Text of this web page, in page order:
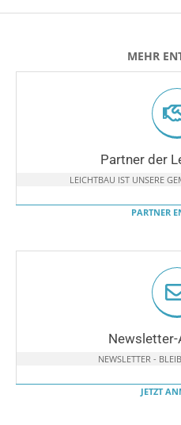
MEHR
Partner der
LEICHTBAU IST UNSERE
PARTNER
NEWSLETTER -
JETZT